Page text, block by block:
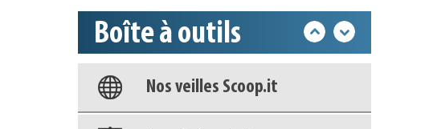
Boîte à outils
Base documentaire
Nos veilles Scoop.it
Appels à projets